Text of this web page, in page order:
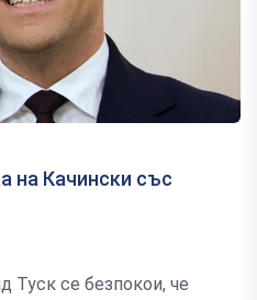
на Качински със
Туск се безпокои, че